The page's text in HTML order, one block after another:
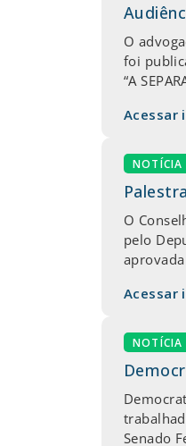
O
foi
“A
Acessar
NOTÍCIA
O
pelo
Acessar
NOTÍCIA
Senado